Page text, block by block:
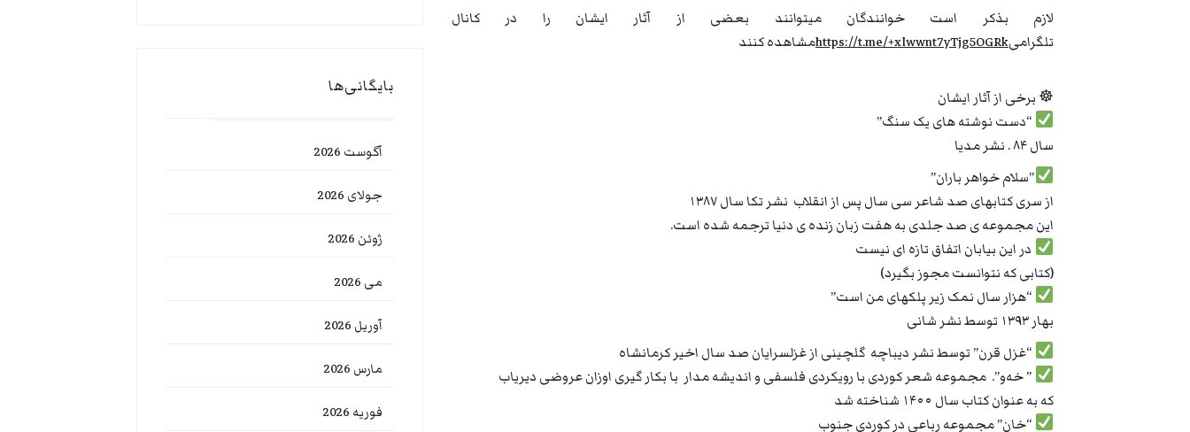
لازم بذکر است خوانندگان میتوانند بعضی از آثار ایشان را در کانال
تلگرامیhttps://t.me/+xlwwnt7yTjg5OGRkمشاهده کنند
☸ برخی از آثار ایشان
“دست نوشته های یک سنگ”
سال ۸۴ . نشر مدیا
”سلام خواهر باران”
از سری کتابهای صد شاعر سی سال پس از انقلاب نشر تکا سال ۱۳۸۷
این مجموعه ی صد جلدی به هفت زبان زنده ی دنیا ترجمه شده است.
در این بیابان اتفاق تازه ای نیست
(کتابی که نتوانست مجوز بگیرد)
“هزار سال نمک زیر پلکهای من است”
بهار ۱۳۹۳ توسط نشر شانی
“غزل قرن” توسط نشر دیباچه گلچینی از غزلسرایان صد سال اخیر کرمانشاه
” خه‌و”. مجموعه شعر کوردی با رویکردی فلسفی و اندیشه مدار با بکار گیری اوزان عروضی دیریاب
که به عنوان کتاب سال ۱۴۰۰ شناخته شد
“خان” مجموعه رباعی در کوردی جنوب
بایگانی‌ها
آگوست 2026
جولای 2026
ژوئن 2026
می 2026
آوریل 2026
مارس 2026
فوریه 2026